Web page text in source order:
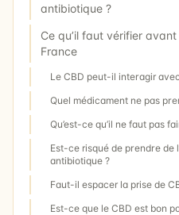
antibiotique ?
Ce qu’il faut vérifier
France
Le CBD peut-il interagir
Quel médicament ne pas
Qu’est-ce qu’il ne faut pas
Est-ce risqué de prendre de
antibiotique ?
Faut-il espacer la prise de
Est-ce que le CBD est bon